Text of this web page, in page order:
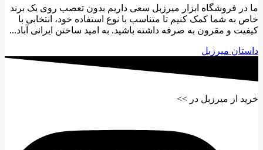
ما در فروشگاه ابزار میرزبل سعی داریم بدون تعصب روی یک برند
خاص به شما کمک کنیم تا متناسب با نوع استفاده خود، انتخابی با
کیفیت و مقرون به صرفه داشته باشید. به امید ساختن ایرانی آباد...
داستان میرزبل
خرید از میرزبل در >>